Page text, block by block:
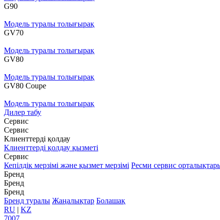
G90
Модель туралы толығырақ
GV70
Модель туралы толығырақ
GV80
Модель туралы толығырақ
GV80 Coupe
Модель туралы толығырақ
Дилер табу
Сервис
Сервис
Клиенттерді қолдау
Клиенттерді қолдау қызметі
Сервис
Кепілдік мерзімі және қызмет мерзімі Ресми сервис
Бренд
Бренд
Бренд
Бренд туралы Жаңалықтар Болашақ
RU | KZ
7007